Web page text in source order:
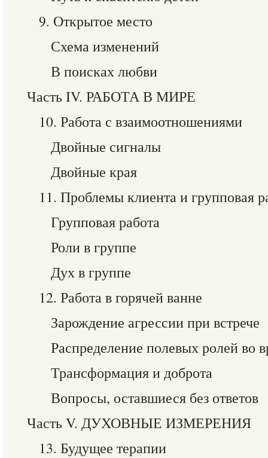
9. Открытое место
Схема изменений
В поисках любви
Часть IV. РАБОТА В МИРЕ
10. Работа с взаимоотношениями
Двойные сигналы
Двойные края
11. Проблемы клиента и групповая
Групповая работа
Роли в группе
Дух в группе
12. Работа в горячей ванне
Зарождение агрессии при встрече
Распределение полевых ролей во
Трансформация и доброта
Вопросы, оставшиеся без ответов
Часть V. ДУХОВНЫЕ ИЗМЕРЕНИЯ
13. Будущее терапии